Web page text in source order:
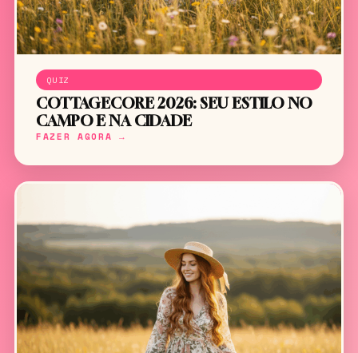
QUIZ
COTTAGECORE 2026: SEU ESTILO NO
CAMPO E NA CIDADE
FAZER AGORA →